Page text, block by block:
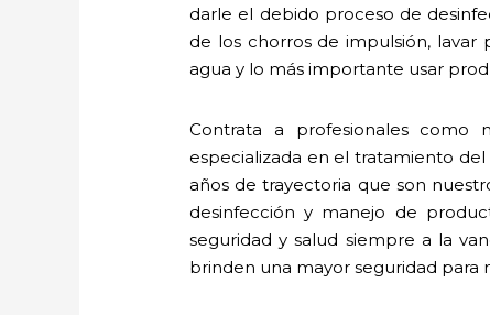
darle el debido proceso de
de los chorros de impulsión,
agua y lo más importante usar
Contrata a profesionales como
especializada en el tratamiento
años de trayectoria que son
desinfección y manejo de
seguridad y salud siempre a la
brinden una mayor seguridad para